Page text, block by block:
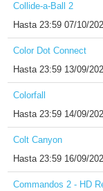
Collide-a-Ball 2
Hasta23:59 07/10/
Color Dot Connect
Hasta23:59 13/09/
Colorfall
Hasta23:59 14/09/
Colt Canyon
Hasta23:59 16/09/
Commandos 2 - HD